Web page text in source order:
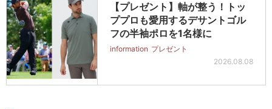
【プレゼント】軸が整う！トッ
ププロも愛用するデサントゴル
フの半袖ポロを1名様に
information プレゼント
2026.08.08